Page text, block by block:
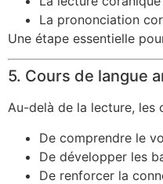
La prononciation
Une étape essentielle
5. Cours de langue
Au-delà de la lecture, les
De comprendre le
De développer les
De renforcer la